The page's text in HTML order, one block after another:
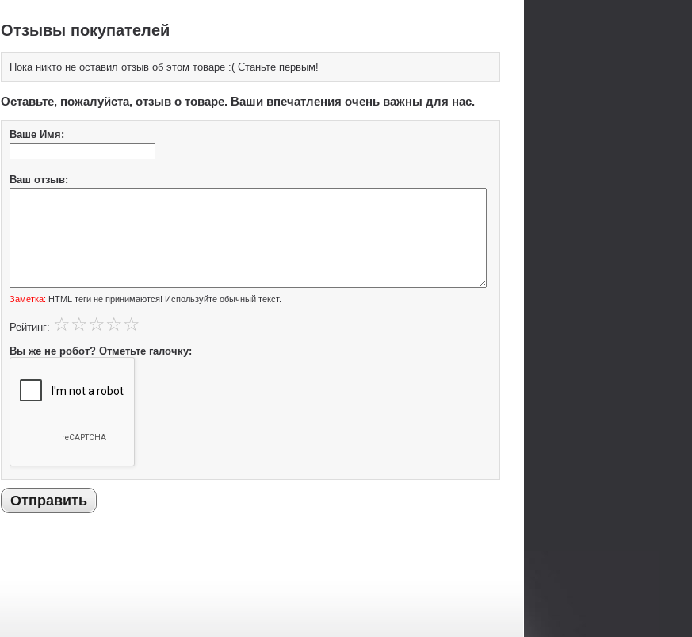
Отзывы покупателей
Пока никто не оставил отзыв об этом товаре :( Станьте первым!
Оставьте, пожалуйста, отзыв о товаре. Ваши впечатления очень важны для нас.
Ваше Имя:
Ваш отзыв:
Заметка: HTML теги не принимаются! Используйте обычный текст.
Рейтинг:
Вы же не робот? Отметьте галочку:
Отправить